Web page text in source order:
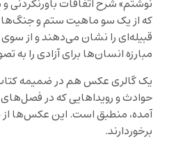
نوشتم» شرح اتفاقات
که از یک سو ماهیت ستم و جنگ‌ها
قبیله‌ای را نشان می‌دهند و از
مبارزه انسان‌ها برای آزادی را به
یک گالری عکس هم در ضمیمه
حوادث و رویداهایی که در
آمده، منطبق است. این عکس‌ها
برخوردارند.